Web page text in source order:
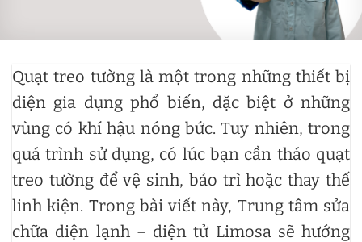
Quạt treo tường là một trong những thiết bị
điện gia dụng phổ biến, đặc biệt ở những
vùng có khí hậu nóng bức. Tuy nhiên, trong
quá trình sử dụng, có lúc bạn cần tháo quạt
treo tường để vệ sinh, bảo trì hoặc thay thế
linh kiện. Trong bài viết này, Trung tâm sửa
chữa điện lạnh – điện tử Limosa sẽ hướng